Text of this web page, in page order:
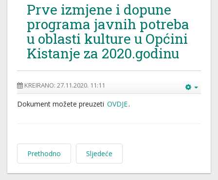
Prve izmjene i dopune
programa javnih potreba
u oblasti kulture u Općini
Kistanje za 2020.godinu
KREIRANO: 27.11.2020. 11:11
Dokument možete preuzeti OVDJE.
Prethodno Sljedeće